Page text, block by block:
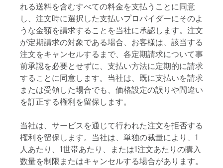
れる送料を含むすべての料金を支払うことに同意
し、注文時に選択した支払いプロバイダーにそのよ
うな金額を請求することを当社に承認します。注文
が定期請求の対象である場合、お客様は、該当する
注文をキャンセルするまで、各定期請求について事
前承認を必要とせずに、支払い方法に定期的に請求
することに同意します。当社は、既に支払いを請求
または受領した場合でも、価格設定の誤りや間違い
を訂正する権利を留保します。
当社は、サービスを通じて行われた注文を拒否する
権利を留保します。当社は、単独の裁量により、1
人あたり、1世帯あたり、または1注文あたりの購入
数量を制限またはキャンセルする場合があります。